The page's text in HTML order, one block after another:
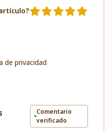
de privacidad
Comentario
verificado